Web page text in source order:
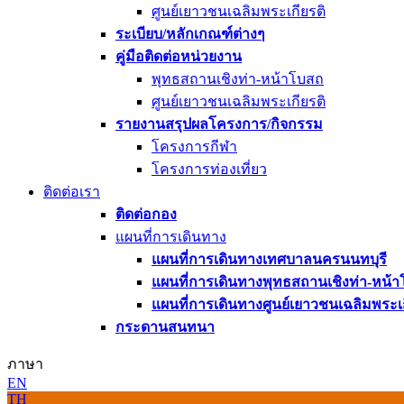
ศูนย์เยาวชนเฉลิมพระเกียรติ
ระเบียบ/หลักเกณฑ์ต่างๆ
คู่มือติดต่อหน่วยงาน
พุทธสถานเชิงท่า-หน้าโบสถ
ศูนย์เยาวชนเฉลิมพระเกียรติ
รายงานสรุปผลโครงการ/กิจกรรม
โครงการกีฬา
โครงการท่องเที่ยว
ติดต่อเรา
ติดต่อกอง
แผนที่การเดินทาง
แผนที่การเดินทางเทศบาลนครนนทบุรี
แผนที่การเดินทางพุทธสถานเชิงท่า-หน้า
แผนที่การเดินทางศูนย์เยาวชนเฉลิมพระ
กระดานสนทนา
ภาษา
EN
TH